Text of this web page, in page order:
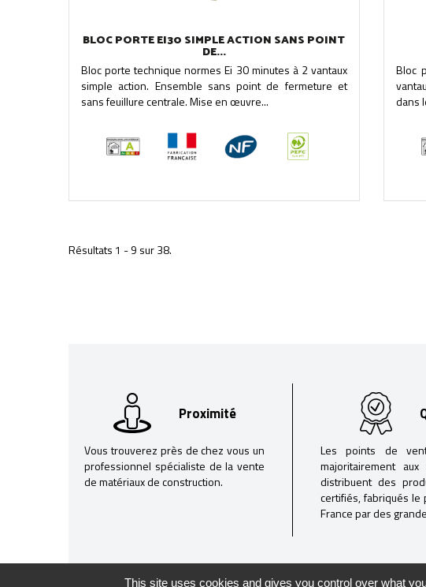
BLOC PORTE EI30 SIMPLE ACTION SANS POINT
DE...
Bloc porte technique normes Ei 30 minutes à 2 vantaux
simple action. Ensemble sans point de fermeture et
sans feuillure centrale. Mise en œuvre...
Bloc
dans
Résultats 1 - 9 sur 38.
Proximité
Vous trouverez près de chez vous un
professionnel spécialiste de la vente
de matériaux de construction.
Les points de
majoritairement aux
distribuent des
certifiés, fabriqués le
France par des
This site uses cookies and gives you control over what